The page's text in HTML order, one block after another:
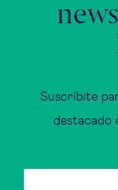
Suscríbite
destacado